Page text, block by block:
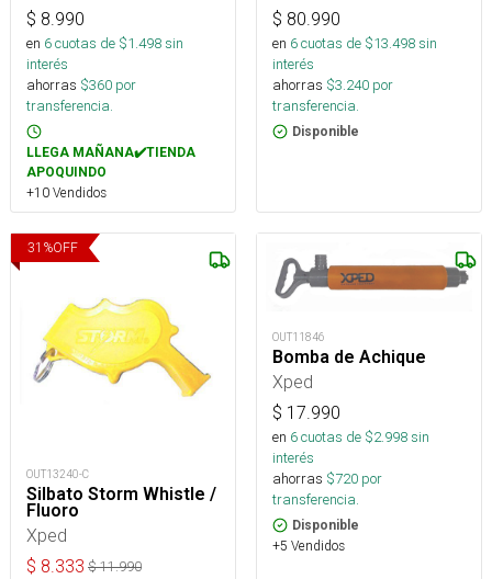
$ 8.990
en 6cuotas de $1.498sin
interés
ahorras $360 por
transferencia.
LLEGA MAÑANA✔️TIENDA
APOQUINDO
+10 Vendidos
$ 80.990
en 6cuotas de $13.498sin
interés
ahorras $3.240 por
transferencia.
Disponible
31 %OFF
OUT13240-C
Silbato Storm Whistle /
Fluoro
Xped
$ 8.333 $11.990
OUT11846
Bomba de Achique
Xped
$ 17.990
en 6cuotas de $2.998sin
interés
ahorras $720 por
transferencia.
Disponible
+5 Vendidos